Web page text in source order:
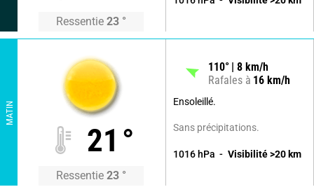
Ressentie 23 °
MATIN
21 °
Ressentie 23 °
110° 8 km/h
Rafales à 16 km/h
Ensoleillé.
Sans précipitations.
1016 hPa Visibilité >20 km